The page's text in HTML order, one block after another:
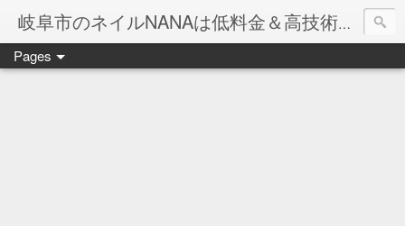
岐阜市のネイルNANAは低料金＆高技術のお店
ネイル岐阜市NANAです♪♪
Pages